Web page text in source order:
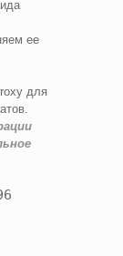
ее
для